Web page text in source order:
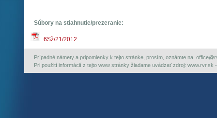
Súbory na stiahnutie/prezeranie:
6Sž/21/2012
Prípadné námety a pripomienky k tejto stránke, prosím, oznámte na:
Pri použití informácií z tejto www stránky žiadame uvádzať zdroj: www.rvr.sk